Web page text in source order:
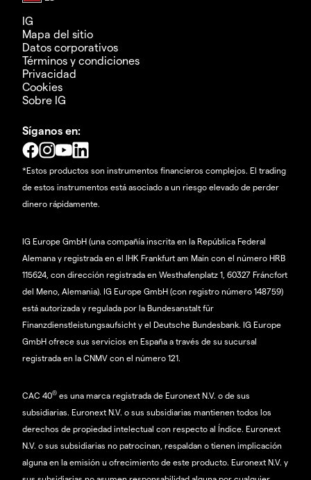
IG
Mapa del sitio
Datos corporativos
Términos y condiciones
Privacidad
Cookies
Sobre IG
Síganos en:
*Estos productos son instrumentos financieros complejos. El trading
de estos instrumentos está asociado a un riesgo elevado de perder
dinero rápidamente.
IG Europe GmbH (una compañía inscrita en la República Federal
Alemana y registrada en el IHK Frankfurt am Main con el número HRB
115624, con dirección registrada en Westhafenplatz 1, 60327 Fráncfort
del Meno, Alemania). IG Europe GmbH (con registro número 148759)
está autorizada y regulada por la Bundesanstalt für
Finanzdienstleistungsaufsicht y el Deutsche Bundesbank. IG Europe
GmbH ofrece sus servicios en España a través de su sucursal
registrada en la CNMV con el número 121.
CAC 40® es una marca registrada de Euronext N.V. o de sus
subsidiarias. Euronext N.V. o sus subsidiarias mantienen todos los
derechos de propiedad intelectual con respecto al Índice. Euronext
N.V. o sus subsidiarias no patrocinan, respaldan o tienen implicación
alguna en la emisión u ofrecimiento de este producto. Euronext N.V. y